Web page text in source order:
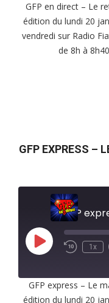
RSS FEED
SHARE
GFP en direct – Le
édition du lundi 20
vendredi sur Radio
de 8h à
GFP EXPRESS –
Play
Episode
1x
GFP express – Le
édition du lundi 20